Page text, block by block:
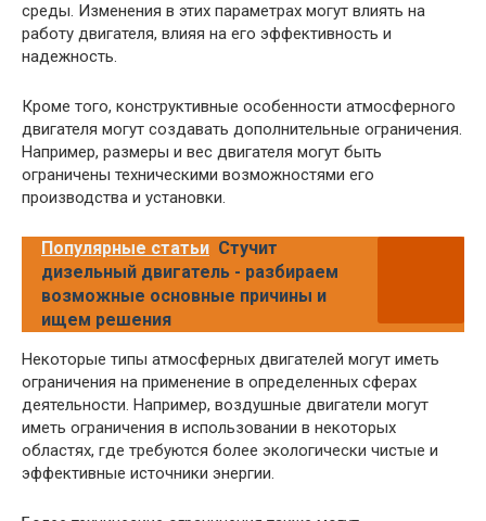
среды. Изменения в этих параметрах могут влиять на
работу двигателя, влияя на его эффективность и
надежность.
Кроме того, конструктивные особенности атмосферного
двигателя могут создавать дополнительные ограничения.
Например, размеры и вес двигателя могут быть
ограничены техническими возможностями его
производства и установки.
Популярные статьи Стучит
дизельный двигатель - разбираем
возможные основные причины и
ищем решения
Некоторые типы атмосферных двигателей могут иметь
ограничения на применение в определенных сферах
деятельности. Например, воздушные двигатели могут
иметь ограничения в использовании в некоторых
областях, где требуются более экологически чистые и
эффективные источники энергии.